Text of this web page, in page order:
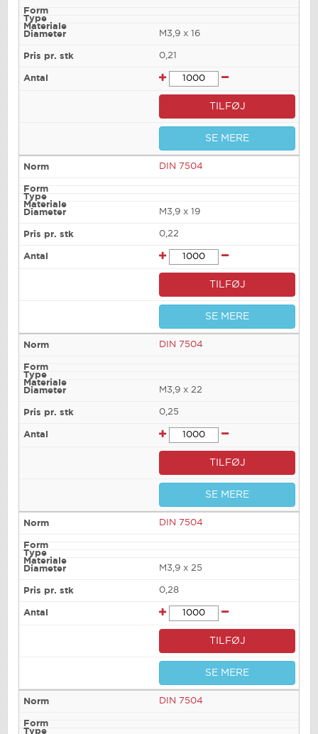
M3,9 x 16
0,21
TILFØJ
SE MERE
DIN 7504
M3,9 x 19
0,22
TILFØJ
SE MERE
DIN 7504
M3,9 x 22
0,25
TILFØJ
SE MERE
DIN 7504
M3,9 x 25
0,28
TILFØJ
SE MERE
DIN 7504